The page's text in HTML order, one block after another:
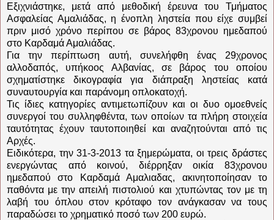
Εξιχνιάστηκε, μετά από μεθοδική έρευνα του Τμήματος
Ασφαλείας Αμαλιάδας, η ένοπλη ληστεία που είχε συμβεί
πριν μισό χρόνο περίπου σε βάρος 83χρονου ημεδαπού
στο Καρδαμά Αμαλιάδας.
Για την περίπτωση αυτή, συνελήφθη ένας 29χρονος
αλλοδαπός, υπήκοος Αλβανίας, σε βάρος του οποίου
σχηματίστηκε δικογραφία για διάπραξη ληστείας κατά
συναυτουργία και παράνομη οπλοκατοχή.
Τις ίδιες κατηγορίες αντιμετωπίζουν και οι δυο ομοεθνείς
συνεργοί του συλληφθέντα, των οποίων τα πλήρη στοιχεία
ταυτότητας έχουν ταυτοποιηθεί και αναζητούνται από τις
Αρχές.
Ειδικότερα, την 31-3-2013 τα ξημερώματα, οι τρεις δράστες
ενεργώντας από κοινού, διέρρηξαν οικία 83χρονου
ημεδαπού στο Καρδαμά Αμαλιαδας, ακινητοποίησαν το
παθόντα με την απειλή πιστολιού και χτυπώντας τον με τη
λαβή του όπλου στον κρόταφο τον ανάγκασαν να τους
παραδώσει το χρηματικό ποσό των 200 ευρώ.